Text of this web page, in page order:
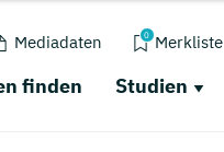
Mediadaten 0 Merkliste
finden Studien